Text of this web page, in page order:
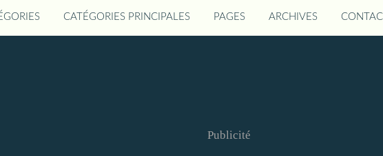
CATÉGORIES PRINCIPALES PAGES ARCHIVES
Publicité